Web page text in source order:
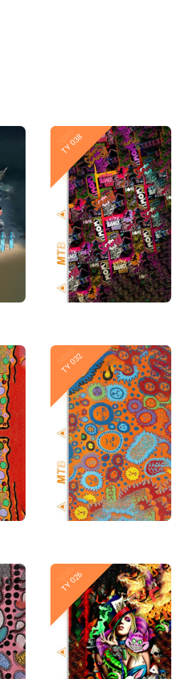
Novo
TY 038
Novo
TY 032
Novo
TY 026